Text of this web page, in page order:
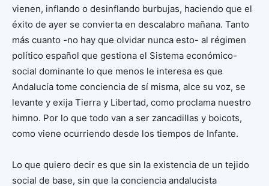
vienen, inflando o desinflando burbujas, haciendo que el
éxito de ayer se convierta en descalabro mañana. Tanto
más cuanto -no hay que olvidar nunca esto- al régimen
político español que gestiona el Sistema económico-
social dominante lo que menos le interesa es que
Andalucía tome conciencia de sí misma, alce su voz, se
levante y exija Tierra y Libertad, como proclama nuestro
himno. Por lo que todo van a ser zancadillas y boicots,
como viene ocurriendo desde los tiempos de Infante.
Lo que quiero decir es que sin la existencia de un tejido
social de base, sin que la conciencia andalucista